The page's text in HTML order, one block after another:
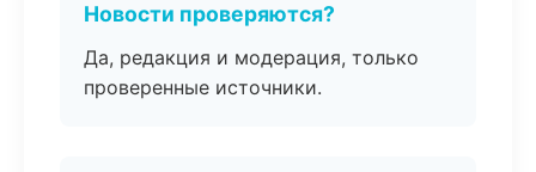
Новости проверяются?
Да, редакция и модерация, только
проверенные источники.